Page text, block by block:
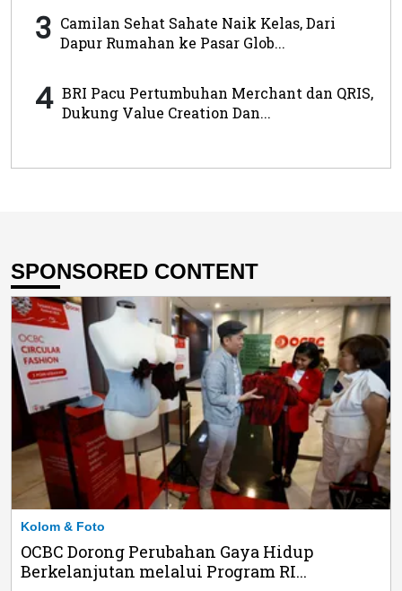
3 Camilan Sehat Sahate Naik Kelas, Dari
Dapur Rumahan ke Pasar Glob...
4 BRI Pacu Pertumbuhan Merchant dan QRIS,
Dukung Value Creation Dan...
SPONSORED CONTENT
Kolom & Foto
OCBC Dorong Perubahan Gaya Hidup
Berkelanjutan melalui Program RI...